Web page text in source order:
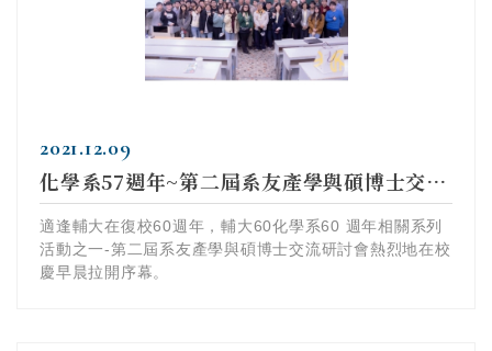
2021.12.09
化學系57週年~第二屆系友產學與碩博士交流研討會
適逢輔大在復校60週年，輔大60化學系60 週年相關系列
活動之一-第二屆系友產學與碩博士交流研討會熱烈地在校
慶早晨拉開序幕。